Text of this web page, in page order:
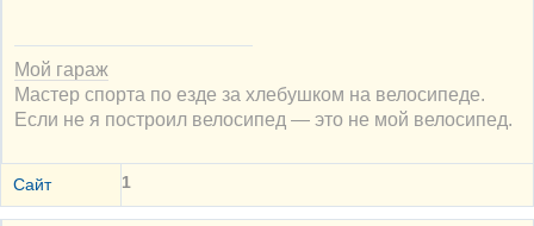
Мой гараж
Мастер спорта по езде за хлебушком на велосипеде.
Если не я построил велосипед — это не мой велосипед.
Сайт 1